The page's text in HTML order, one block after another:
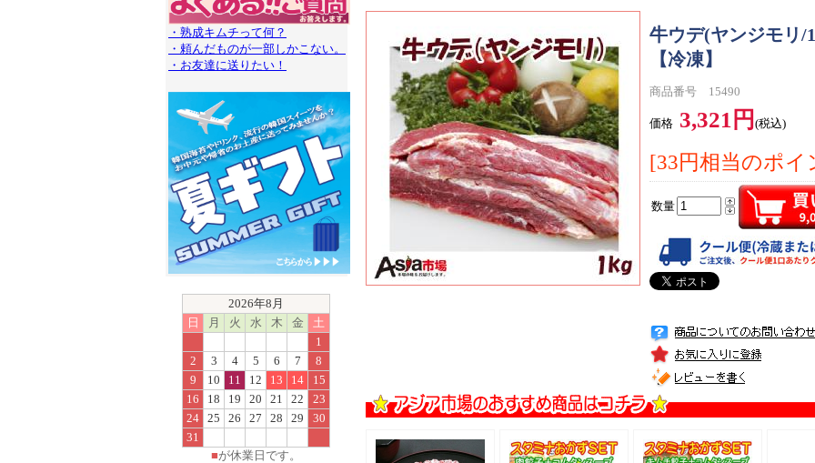
・熟成キムチって何？
・頼んだものが一部しかこない。
・お友達に送りたい！
2026年8月
日
月 火 水 木 金
土
1
2
3 4 5 6 7
8
9
10 11 12 13 14
15
16
18 19 20 21 22
23
24 25 26 27 28 29
30
31
■が休業日です。
牛ウデ(ヤンジモリ/
【冷凍】
商品番号 15490
価格 3,321円 (税込)
[33円相当のポイ
数量